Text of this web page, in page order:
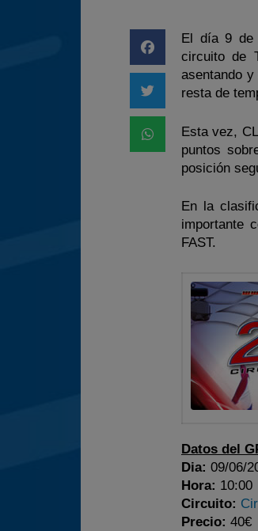
El día 9 de
circuito de
asentando
resta de
Esta vez,
puntos
posición
En la
importante
FAST.
Datos del
Dia: 09/06/
Hora: 10:00
Circuito:
Precio: 40€